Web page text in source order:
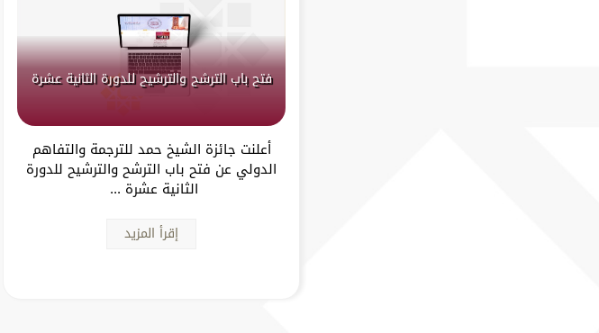
فتح باب الترشح والترشيح للدورة الثانية عشرة
أعلنت جائزة الشيخ حمد للترجمة والتفاهم
الدولي عن فتح باب الترشح والترشيح للدورة
الثانية عشرة ...
إقرأ المزيد